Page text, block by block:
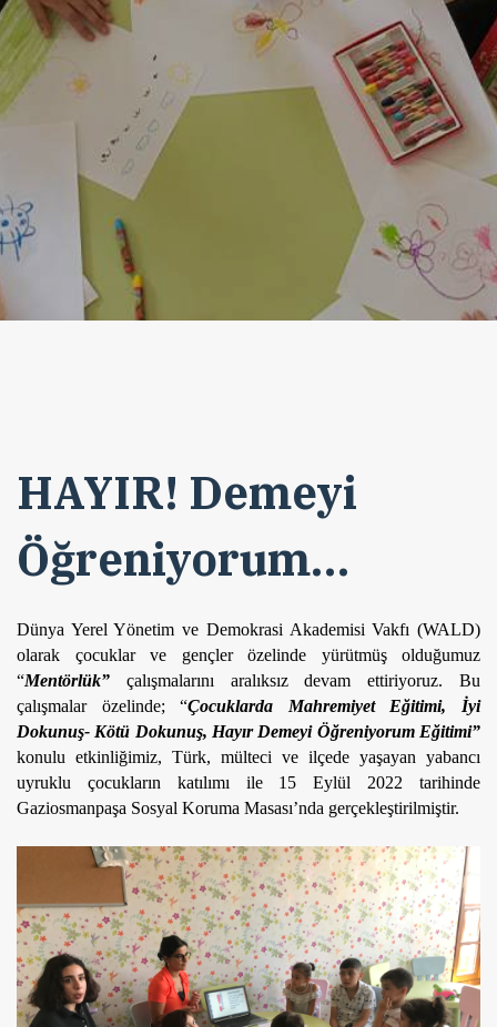
HAYIR! Demeyi
Öğreniyorum…
Dünya Yerel Yönetim ve Demokrasi Akademisi Vakfı (WALD)
olarak çocuklar ve gençler özelinde yürütmüş olduğumuz
“Mentörlük” çalışmalarını aralıksız devam ettiriyoruz. Bu
çalışmalar özelinde; “Çocuklarda Mahremiyet Eğitimi, İyi
Dokunuş- Kötü Dokunuş, Hayır Demeyi Öğreniyorum Eğitimi”
konulu etkinliğimiz, Türk, mülteci ve ilçede yaşayan yabancı
uyruklu çocukların katılımı ile 15 Eylül 2022 tarihinde
Gaziosmanpaşa Sosyal Koruma Masası’nda gerçekleştirilmiştir.